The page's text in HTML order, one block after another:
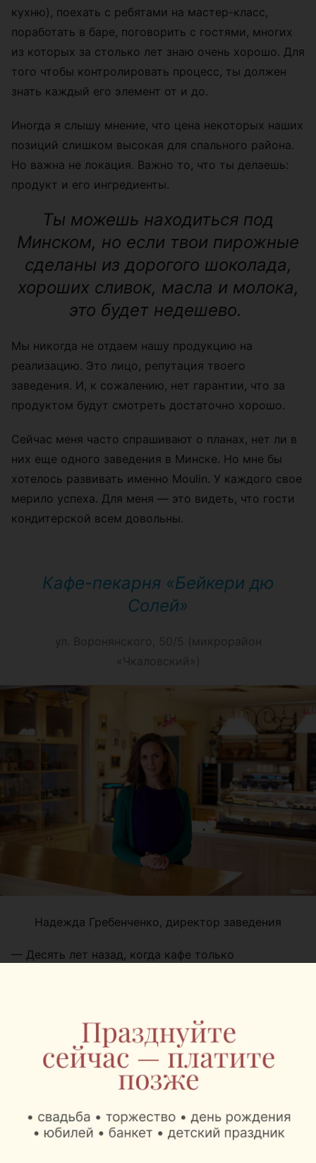
кухню), поехать с ребятами на мастер-класс,
поработать в баре, поговорить с гостями, многих
из которых за столько лет знаю очень хорошо. Для
того чтобы контролировать процесс, ты должен
знать каждый его элемент от и до.
Иногда я слышу мнение, что цена некоторых наших
позиций слишком высокая для спального района.
Но важна не локация. Важно то, что ты делаешь:
продукт и его ингредиенты.
Ты можешь находиться под
Минском, но если твои пирожные
сделаны из дорогого шоколада,
хороших сливок, масла и молока,
это будет недешево.
Мы никогда не отдаем нашу продукцию на
реализацию. Это лицо, репутация твоего
заведения. И, к сожалению, нет гарантии, что за
продуктом будут смотреть достаточно хорошо.
Сейчас меня часто спрашивают о планах, нет ли в
них еще одного заведения в Минске. Но мне бы
хотелось развивать именно Moulin. У каждого свое
мерило успеха. Для меня — это видеть, что гости
кондитерской всем довольны.
Кафе-пекарня «Бейкери дю
Солей»
ул. Воронянского, 50/5 (микрорайон
«Чкаловский»)
Надежда Гребенченко, директор заведения
— Десять лет назад, когда кафе только
собираются и проводят вместе вечера, выходные,
отмечают важные события.
Центр Минска не рассматривался в принципе — он
семейности, домашнем уюте. Что касается самой